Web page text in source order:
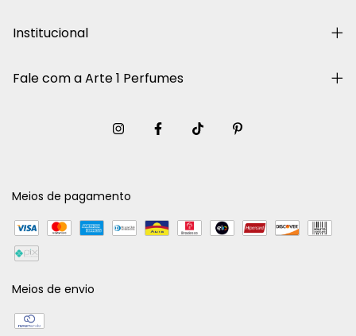
Institucional
Fale com a Arte 1 Perfumes
Meios de pagamento
Meios de envio